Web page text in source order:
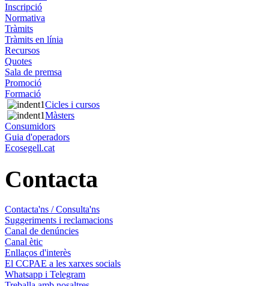
Inscripció
Normativa
Tràmits
Tràmits en línia
Recursos
Quotes
Sala de premsa
Promoció
Formació
Cicles i cursos
Màsters
Consumidors
Guia d'operadors
Ecosegell.cat
Contacta
Contacta'ns / Consulta'ns
Suggeriments i reclamacions
Canal de denúncies
Canal ètic
Enllaços d'interès
El CCPAE a les xarxes socials
Whatsapp i Telegram